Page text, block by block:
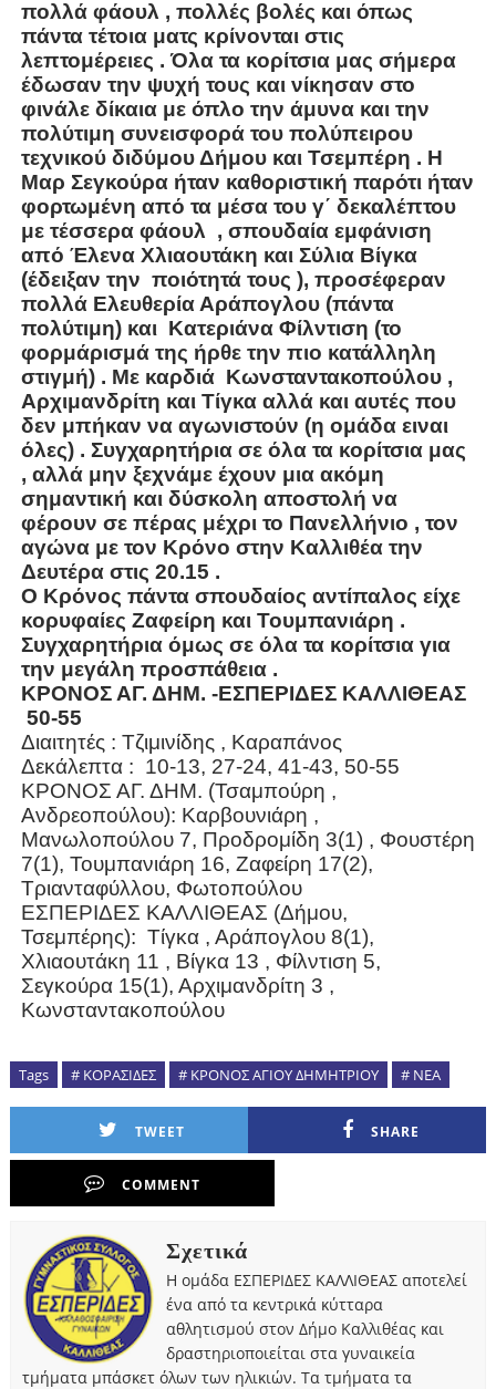
πολλά φάουλ , πολλές βολές και όπως
πάντα τέτοια ματς κρίνονται στις
λεπτομέρειες . Όλα τα κορίτσια μας σήμερα
έδωσαν την ψυχή τους και νίκησαν στο
φινάλε δίκαια με όπλο την άμυνα και την
πολύτιμη συνεισφορά του πολύπειρου
τεχνικού διδύμου Δήμου και Τσεμπέρη . Η
Μαρ Σεγκούρα ήταν καθοριστική παρότι ήταν
φορτωμένη από τα μέσα του γ΄ δεκαλέπτου
με τέσσερα φάουλ , σπουδαία εμφάνιση
από Έλενα Χλιαουτάκη και Σύλια Βίγκα
(έδειξαν την ποιότητά τους ), προσέφεραν
πολλά Ελευθερία Αράπογλου (πάντα
πολύτιμη) και Κατεριάνα Φίλντιση (το
φορμάρισμά της ήρθε την πιο κατάλληλη
στιγμή) . Με καρδιά Κωνσταντακοπούλου ,
Αρχιμανδρίτη και Τίγκα αλλά και αυτές που
δεν μπήκαν να αγωνιστούν (η ομάδα ειναι
όλες) . Συγχαρητήρια σε όλα τα κορίτσια μας
, αλλά μην ξεχνάμε έχουν μια ακόμη
σημαντική και δύσκολη αποστολή να
φέρουν σε πέρας μέχρι το Πανελλήνιο , τον
αγώνα με τον Κρόνο στην Καλλιθέα την
Δευτέρα στις 20.15 .
Ο Κρόνος πάντα σπουδαίος αντίπαλος είχε
κορυφαίες Ζαφείρη και Τουμπανιάρη .
Συγχαρητήρια όμως σε όλα τα κορίτσια για
την μεγάλη προσπάθεια .
KΡΟΝΟΣ ΑΓ. ΔΗΜ. -ΕΣΠΕΡΙΔΕΣ ΚΑΛΛΙΘΕΑΣ
50-55
Διαιτητές : Τζιμινίδης , Καραπάνος
Δεκάλεπτα : 10-13, 27-24, 41-43, 50-55
ΚΡΟΝΟΣ ΑΓ. ΔΗΜ. (Τσαμπούρη ,
Ανδρεοπούλου): Καρβουνιάρη ,
Μανωλοπούλου 7, Προδρομίδη 3(1) , Φουστέρη
7(1), Τουμπανιάρη 16, Ζαφείρη 17(2),
Τριανταφύλλου, Φωτοπούλου
ΕΣΠΕΡΙΔΕΣ ΚΑΛΛΙΘΕΑΣ (Δήμου,
Τσεμπέρης): Τίγκα , Αράπογλου 8(1),
Χλιαουτάκη 11 , Βίγκα 13 , Φίλντιση 5,
Σεγκούρα 15(1), Αρχιμανδρίτη 3 ,
Κωνσταντακοπούλου
Tags # ΚΟΡΑΣΙΔΕΣ # ΚΡΟΝΟΣ ΑΓΙΟΥ ΔΗΜΗΤΡΙΟΥ # ΝΕΑ
TWEET SHARE
COMMENT
Σχετικά
Η ομάδα ΕΣΠΕΡΙΔΕΣ ΚΑΛΛΙΘΕΑΣ αποτελεί
ένα από τα κεντρικά κύτταρα
αθλητισμού στον Δήμο Καλλιθέας και
δραστηριοποιείται στα γυναικεία
τμήματα μπάσκετ όλων των ηλικιών. Τα τμήματα τα